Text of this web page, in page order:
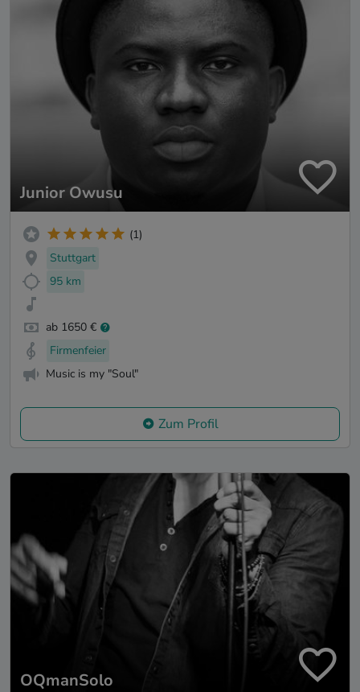
Junior Owusu
(1)
Stuttgart
95 km
ab 1650 €
Firmenfeier
Music is my "Soul"
Zum Profil
OQmanSolo